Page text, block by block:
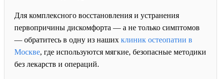
Для комплексного восстановления и устранения
первопричины дискомфорта — а не только симптомов
— обратитесь в одну из наших клиник остеопатии в
Москве, где используются мягкие, безопасные методики
без лекарств и операций.